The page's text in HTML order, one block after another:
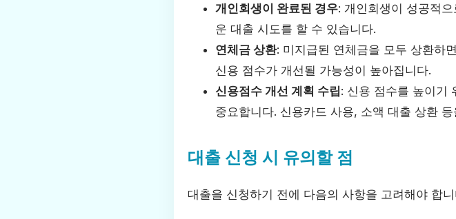
개인회생이 완료된 경우: 개인회생이 성공적
운 대출 시도를 할 수 있습니다.
연체금 상환: 미지급된 연체금을 모두 상환하
신용 점수가 개선될 가능성이 높아집니다.
신용점수 개선 계획 수립: 신용 점수를 높이기
중요합니다. 신용카드 사용, 소액 대출 상환
대출 신청 시 유의할 점
대출을 신청하기 전에 다음의 사항을 고려해야 합니